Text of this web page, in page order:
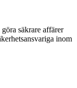
säkrare affärer
inom